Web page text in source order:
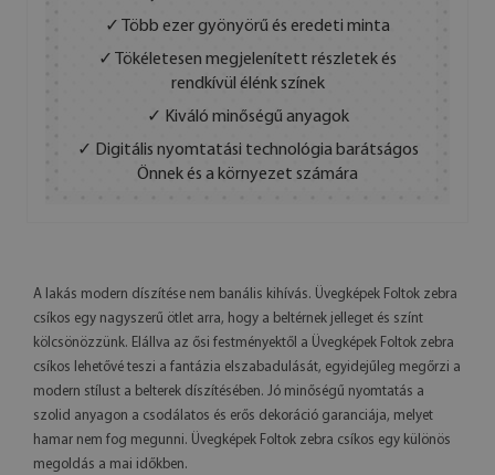
✓ Több ezer gyönyörű és eredeti minta
✓ Tökéletesen megjelenített részletek és
rendkívül élénk színek
✓ Kiváló minőségű anyagok
✓ Digitális nyomtatási technológia barátságos
Önnek és a környezet számára
A lakás modern díszítése nem banális kihívás. Üvegképek Foltok zebra
csíkos egy nagyszerű ötlet arra, hogy a beltérnek jelleget és színt
kölcsönözzünk. Elállva az ősi festményektől a Üvegképek Foltok zebra
csíkos lehetővé teszi a fantázia elszabadulását, egyidejűleg megőrzi a
modern stílust a belterek díszítésében. Jó minőségű nyomtatás a
szolid anyagon a csodálatos és erős dekoráció garanciája, melyet
hamar nem fog megunni. Üvegképek Foltok zebra csíkos egy különös
megoldás a mai időkben.